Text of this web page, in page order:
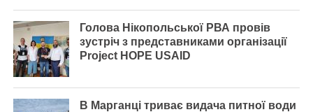
Голова Нікопольської РВА провів
зустріч з представниками організації
Project HOPE USAID
В Марганці триває видача питної води